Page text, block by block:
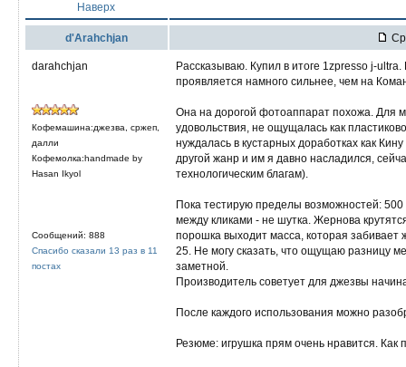
Наверх
d'Arahchjan Ср
darahchjan
Кофемашина:джезва, сржеп,
далли
Кофемолка:handmade by
Hasan Ikyol
Сообщений: 888
Спасибо сказали 13 раз в 11
постах
Рассказываю. Купил в итоге 1zpresso j-
проявляется намного сильнее, чем на
Она на дорогой фотоаппарат похожа. Для
удовольствия, не ощущалась как
нуждалась в кустарных доработках как
другой жанр и им я давно насладился,
технологическим благам).
Пока тестирую пределы возможностей:
между кликами - не шутка. Жернова
порошка выходит масса, которая забивает
25. Не могу сказать, что ощущаю разницу
заметной.
Производитель советует для джезвы
После каждого использования можно
Резюме: игрушка прям очень нравится. Как